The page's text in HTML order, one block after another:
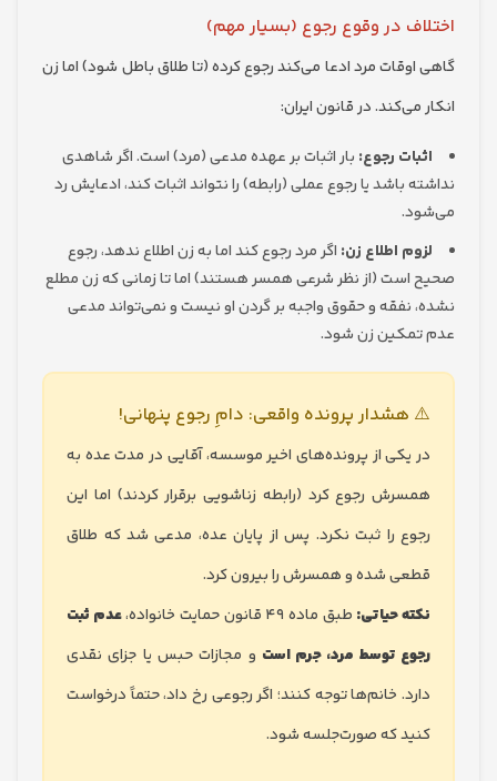
در وقوع رجوع (بسیار مهم)
مرد ادعا می‌کند رجوع کرده (تا طلاق باطل شود) اما زن
می‌کند. در قانون ایران:
رجوع: بار اثبات بر عهده مدعی (مرد) است. اگر شاهدی
باشد یا رجوع عملی (رابطه) را نتواند اثبات کند، ادعایش رد
اطلاع زن:اگر مرد رجوع کند اما به زن اطلاع ندهد، رجوع
(از نظر شرعی همسر هستند) اما تا زمانی که زن مطلع
نفقه و حقوق واجبه بر گردن او نیست و نمی‌تواند مدعی
زن شود.
هشدار پرونده واقعی: دامِ رجوع پنهانی!
یکی از پرونده‌های اخیر موسسه، آقایی در مدت عده به
رجوع کرد (رابطه زناشویی برقرار کردند) اما این
را ثبت نکرد. پس از پایان عده، مدعی شد که طلاق
شده و همسرش را بیرون کرد.
طبق ماده ۴۹ قانون حمایت خانواده،
عدم ثبت
توسط مرد، جرم استو مجازات حبس یا جزای نقدی
خانم‌ها توجه کنند؛ اگر رجوعی رخ داد، حتماً درخواست
که صورت‌جلسه شود.